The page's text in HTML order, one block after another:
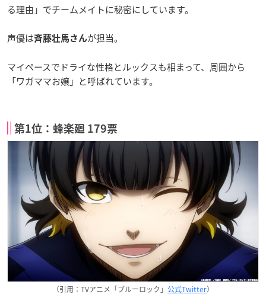
る理由」でチームメイトに秘密にしています。
声優は斉藤壮馬さんが担当。
マイペースでドライな性格とルックスも相まって、周囲から
「ワガママお嬢」と呼ばれています。
第1位：蜂楽廻 179票
（引用：TVアニメ「ブルーロック」 公式Twitter）